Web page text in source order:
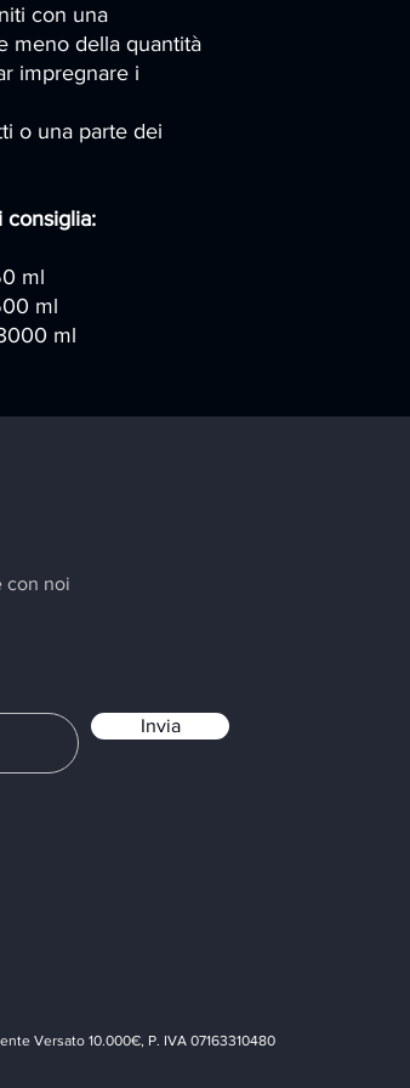
con una
meno della quantità
impregnare i
o una parte dei
consiglia:
ml
ml
ml
con noi
Invia
Versato 10.000€, P. IVA 07163310480